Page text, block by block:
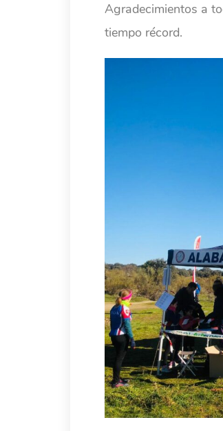
Agradecimientos a
tiempo récord.